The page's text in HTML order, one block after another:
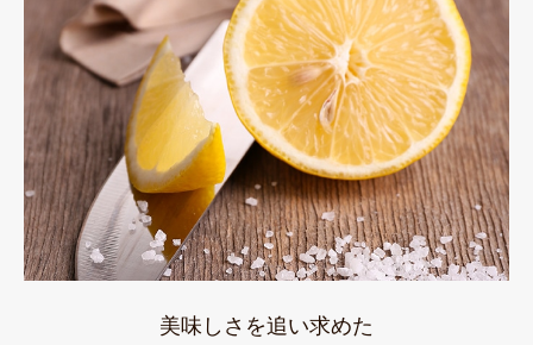
美味しさを追い求めた